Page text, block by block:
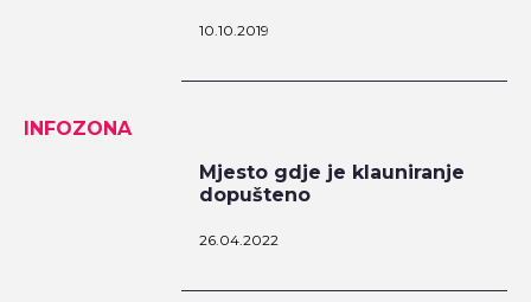
10.10.2019
INFOZONA
Mjesto gdje je klauniranje
dopušteno
26.04.2022